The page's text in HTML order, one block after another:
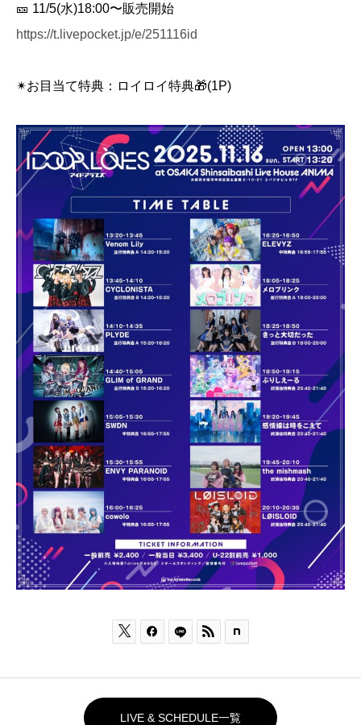
🎫 11/5(水)18:00〜販売開始
https://t.livepocket.jp/e/251116id
✴︎お目当て特典：ロイロイ特典🎁(1P)
  
LIVE & SCHEDULE一覧